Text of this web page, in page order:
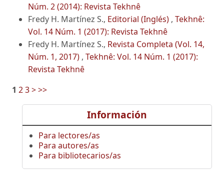
Núm. 2 (2014): Revista Tekhnê
Fredy H. Martínez S., Editorial (Inglés) , Tekhnê:
Vol. 14 Núm. 1 (2017): Revista Tekhnê
Fredy H. Martínez S., Revista Completa (Vol. 14,
Núm. 1, 2017) , Tekhnê: Vol. 14 Núm. 1 (2017):
Revista Tekhnê
1 23>>>
Información
Para lectores/as
Para autores/as
Para bibliotecarios/as